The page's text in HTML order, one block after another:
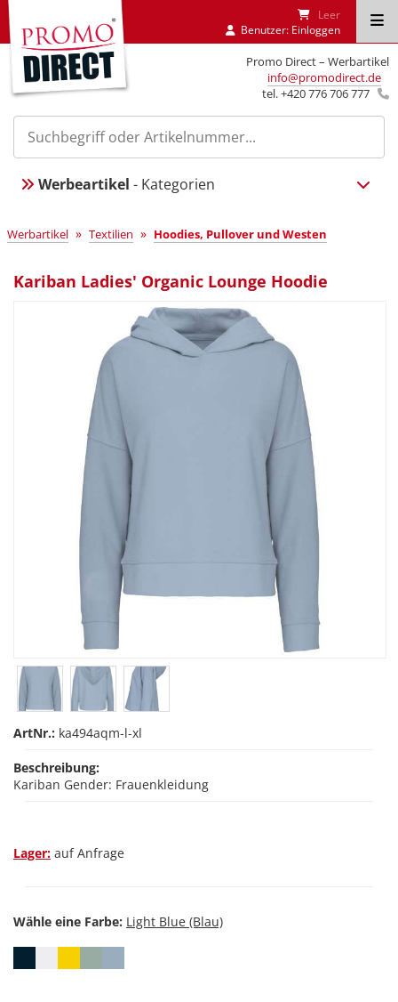
Promo Direct – Werbartikel
info@promodirect.de
tel. +420 776 706 777
Leer
Benutzer: Einloggen
Werbeartikel - Kategorien
Werbartikel » Textilien » Hoodies, Pullover und Westen
Kariban Ladies' Organic Lounge Hoodie
ArtNr.: ka494aqm-l-xl
Beschreibung:
Kariban Gender: Frauenkleidung
Lager: auf Anfrage
Wähle eine Farbe: